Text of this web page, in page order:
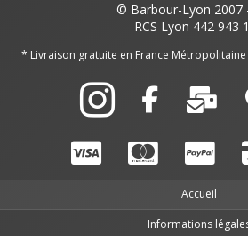
© Barbour-Lyon 2007
RCS Lyon 442 943
* Livraison gratuite en France Métropolitaine
Accueil
Informations